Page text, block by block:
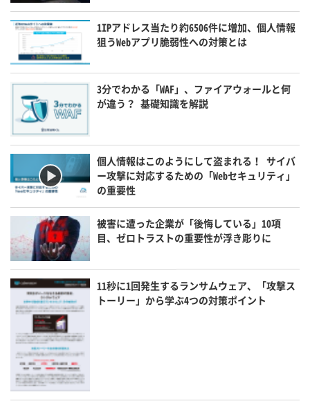
1IPアドレス当たり約6506件に増加、個人情報
狙うWebアプリ脆弱性への対策とは
3分でわかる「WAF」、ファイアウォールと何
が違う？ 基礎知識を解説
個人情報はこのようにして盗まれる！ サイバ
ー攻撃に対応するための「Webセキュリティ」
の重要性
被害に遭った企業が「後悔している」10項
目、ゼロトラストの重要性が浮き彫りに
11秒に1回発生するランサムウェア、「攻撃ス
トーリー」から学ぶ4つの対策ポイント